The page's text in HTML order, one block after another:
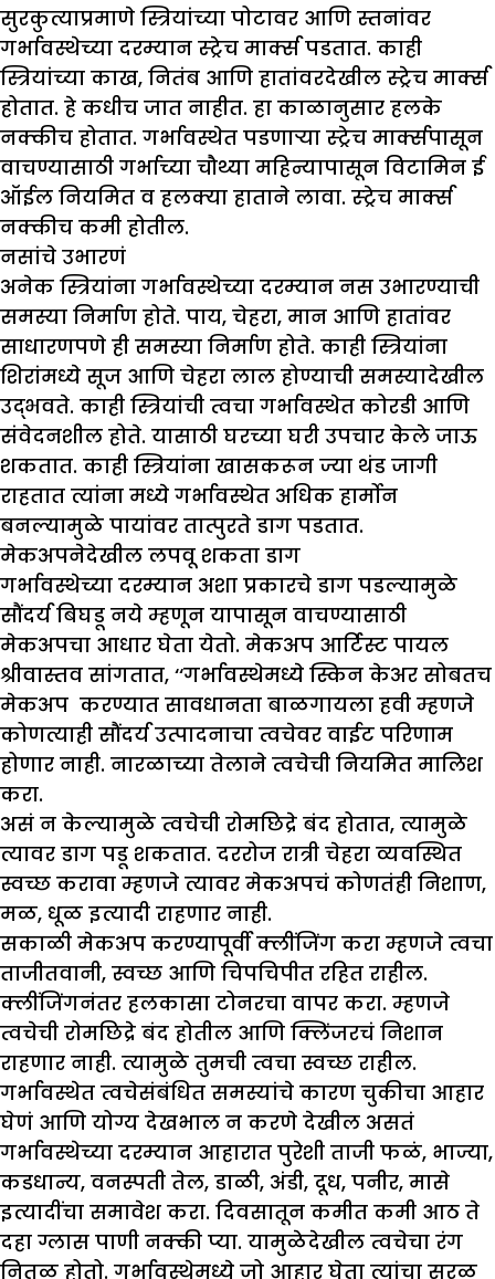
सुरकुत्याप्रमाणे स्त्रियांच्या पोटावर आणि स्तनांवर
गर्भावस्थेच्या दरम्यान स्ट्रेच मार्क्स पडतात. काही
स्त्रियांच्या काख, नितंब आणि हातांवरदेखील स्ट्रेच मार्क्स
होतात. हे कधीच जात नाहीत. हा काळानुसार हलके
नक्कीच होतात. गर्भावस्थेत पडणाऱ्या स्ट्रेच मार्क्सपासून
वाचण्यासाठी गर्भाच्या चौथ्या महिन्यापासून विटामिन ई
ऑईल नियमित व हलक्या हाताने लावा. स्ट्रेच मार्क्स
नक्कीच कमी होतील.
नसांचे उभारणं
अनेक स्त्रियांना गर्भावस्थेच्या दरम्यान नस उभारण्याची
समस्या निर्माण होते. पाय, चेहरा, मान आणि हातांवर
साधारणपणे ही समस्या निर्माण होते. काही स्त्रियांना
शिरांमध्ये सूज आणि चेहरा लाल होण्याची समस्यादेखील
उद्भवते. काही स्त्रियांची त्वचा गर्भावस्थेत कोरडी आणि
संवेदनशील होते. यासाठी घरच्या घरी उपचार केले जाऊ
शकतात. काही स्त्रियांना खासकरून ज्या थंड जागी
राहतात त्यांना मध्ये गर्भावस्थेत अधिक हार्मोन
बनल्यामुळे पायांवर तात्पुरते डाग पडतात.
मेकअपनेदेखील लपवू शकता डाग
गर्भावस्थेच्या दरम्यान अशा प्रकारचे डाग पडल्यामुळे
सौंदर्य बिघडू नये म्हणून यापासून वाचण्यासाठी
मेकअपचा आधार घेता येतो. मेकअप आर्टिस्ट पायल
श्रीवास्तव सांगतात, ‘‘गर्भावस्थेमध्ये स्किन केअर सोबतच
मेकअप करण्यात सावधानता बाळगायला हवी म्हणजे
कोणत्याही सौंदर्य उत्पादनाचा त्वचेवर वाईट परिणाम
होणार नाही. नारळाच्या तेलाने त्वचेची नियमित मालिश
करा.
असं न केल्यामुळे त्वचेची रोमछिद्रे बंद होतात, त्यामुळे
त्यावर डाग पडू शकतात. दररोज रात्री चेहरा व्यवस्थित
स्वच्छ करावा म्हणजे त्यावर मेकअपचं कोणतंही निशाण,
मळ, धूळ इत्यादी राहणार नाही.
सकाळी मेकअप करण्यापूर्वी क्लींजिंग करा म्हणजे त्वचा
ताजीतवानी, स्वच्छ आणि चिपचिपीत रहित राहील.
क्लींजिंगनंतर हलकासा टोनरचा वापर करा. म्हणजे
त्वचेची रोमछिद्रे बंद होतील आणि क्लिंजरचं निशान
राहणार नाही. त्यामुळे तुमची त्वचा स्वच्छ राहील.
गर्भावस्थेत त्वचेसंबंधित समस्यांचे कारण चुकीचा आहार
घेणं आणि योग्य देखभाल न करणे देखील असतं
गर्भावस्थेच्या दरम्यान आहारात पुरेशी ताजी फळं, भाज्या,
कडधान्य, वनस्पती तेल, डाळी, अंडी, दूध, पनीर, मासे
इत्यादींचा समावेश करा. दिवसातून कमीत कमी आठ ते
दहा ग्लास पाणी नक्की प्या. यामुळेदेखील त्वचेचा रंग
नितळ होतो. गर्भावस्थेमध्ये जो आहार घेता त्यांचा सरळ